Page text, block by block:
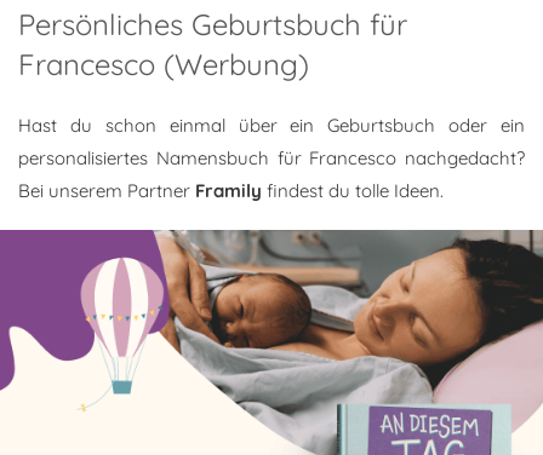
Persönliches Geburtsbuch für
Francesco (Werbung)
Hast du schon einmal über ein Geburtsbuch oder ein
personalisiertes Namensbuch für Francesco nachgedacht?
Bei unserem Partner Framily findest du tolle Ideen.